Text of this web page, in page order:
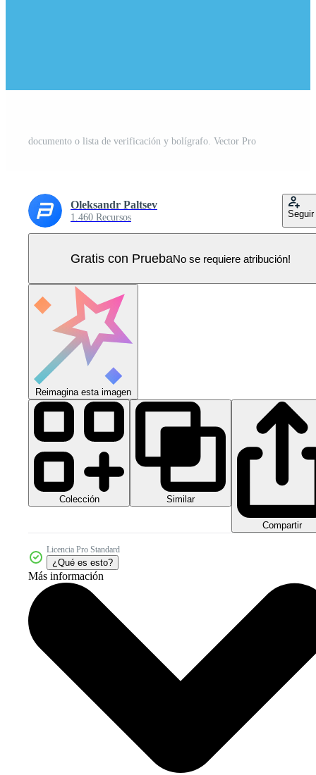
documento o lista de verificación y bolígrafo. Vector Pro
Oleksandr Paltsev
1.460 Recursos Seguir
Gratis con PruebaNo se requiere atribución!
Reimagina esta imagen
Colección Similar
Compartir
Licencia Pro Standard
¿Qué es esto?
Más información